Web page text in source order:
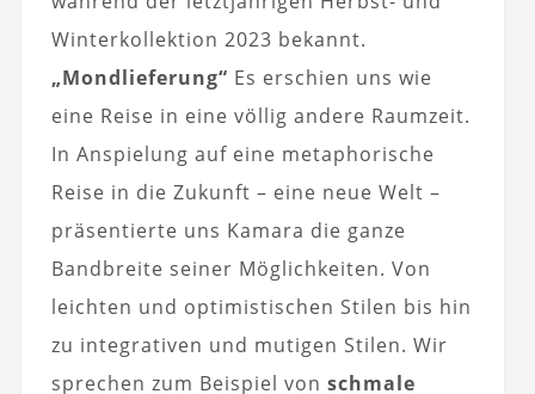
Winterkollektion 2023 bekannt.
„Mondlieferung“ Es erschien uns wie
eine Reise in eine völlig andere Raumzeit.
In Anspielung auf eine metaphorische
Reise in die Zukunft – eine neue Welt –
präsentierte uns Kamara die ganze
Bandbreite seiner Möglichkeiten. Von
leichten und optimistischen Stilen bis hin
zu integrativen und mutigen Stilen. Wir
sprechen zum Beispiel von schmale